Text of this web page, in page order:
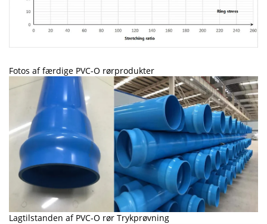
Fotos af færdige PVC-O rørprodukter
Lagtilstanden af PVC-O rør Trykprøvning